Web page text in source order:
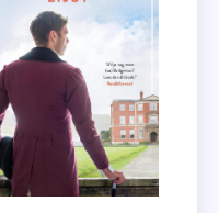
Lattimore's
,
Mr.
Malcolms
Lijst